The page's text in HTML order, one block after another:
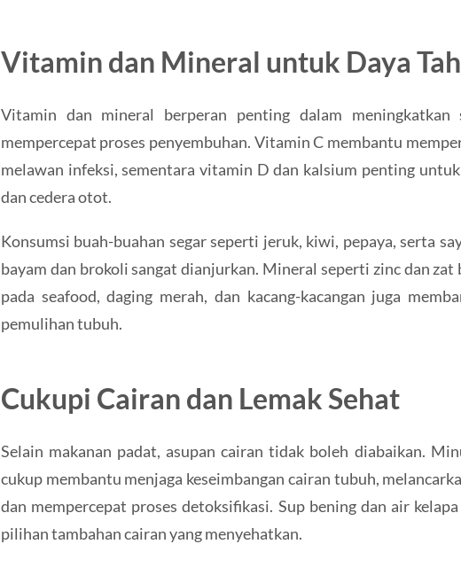
Vitamin dan Mineral untuk Daya
Vitamin dan mineral berperan penting dalam meningkatkan
mempercepat proses penyembuhan. Vitamin C membantu
melawan infeksi, sementara vitamin D dan kalsium penting
dan cedera otot.
Konsumsi buah-buahan segar seperti jeruk, kiwi, pepaya, serta
bayam dan brokoli sangat dianjurkan. Mineral seperti zinc dan zat
pada seafood, daging merah, dan kacang-kacangan juga
pemulihan tubuh.
Cukupi Cairan dan Lemak Sehat
Selain makanan padat, asupan cairan tidak boleh diabaikan.
cukup membantu menjaga keseimbangan cairan tubuh,
dan mempercepat proses detoksifikasi. Sup bening dan air
pilihan tambahan cairan yang menyehatkan.